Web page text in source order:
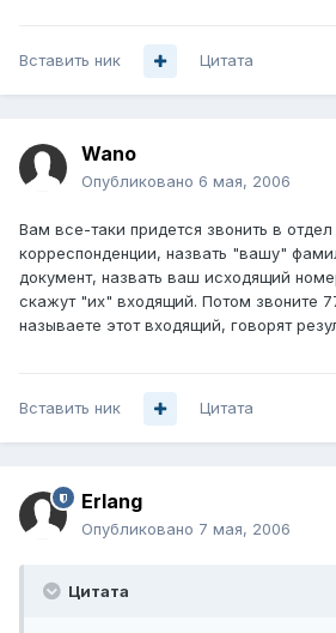
Вставить ник Цитата
Wano
Опубликовано 6 мая, 2006
Вам все-таки придется звонить в
корреспонденции, назвать "вашу"
документ, назвать ваш исходящий
скажут "их" входящий. Потом звоните
называете этот входящий, говорят
Вставить ник Цитата
Erlang
Опубликовано 7 мая, 2006
Цитата